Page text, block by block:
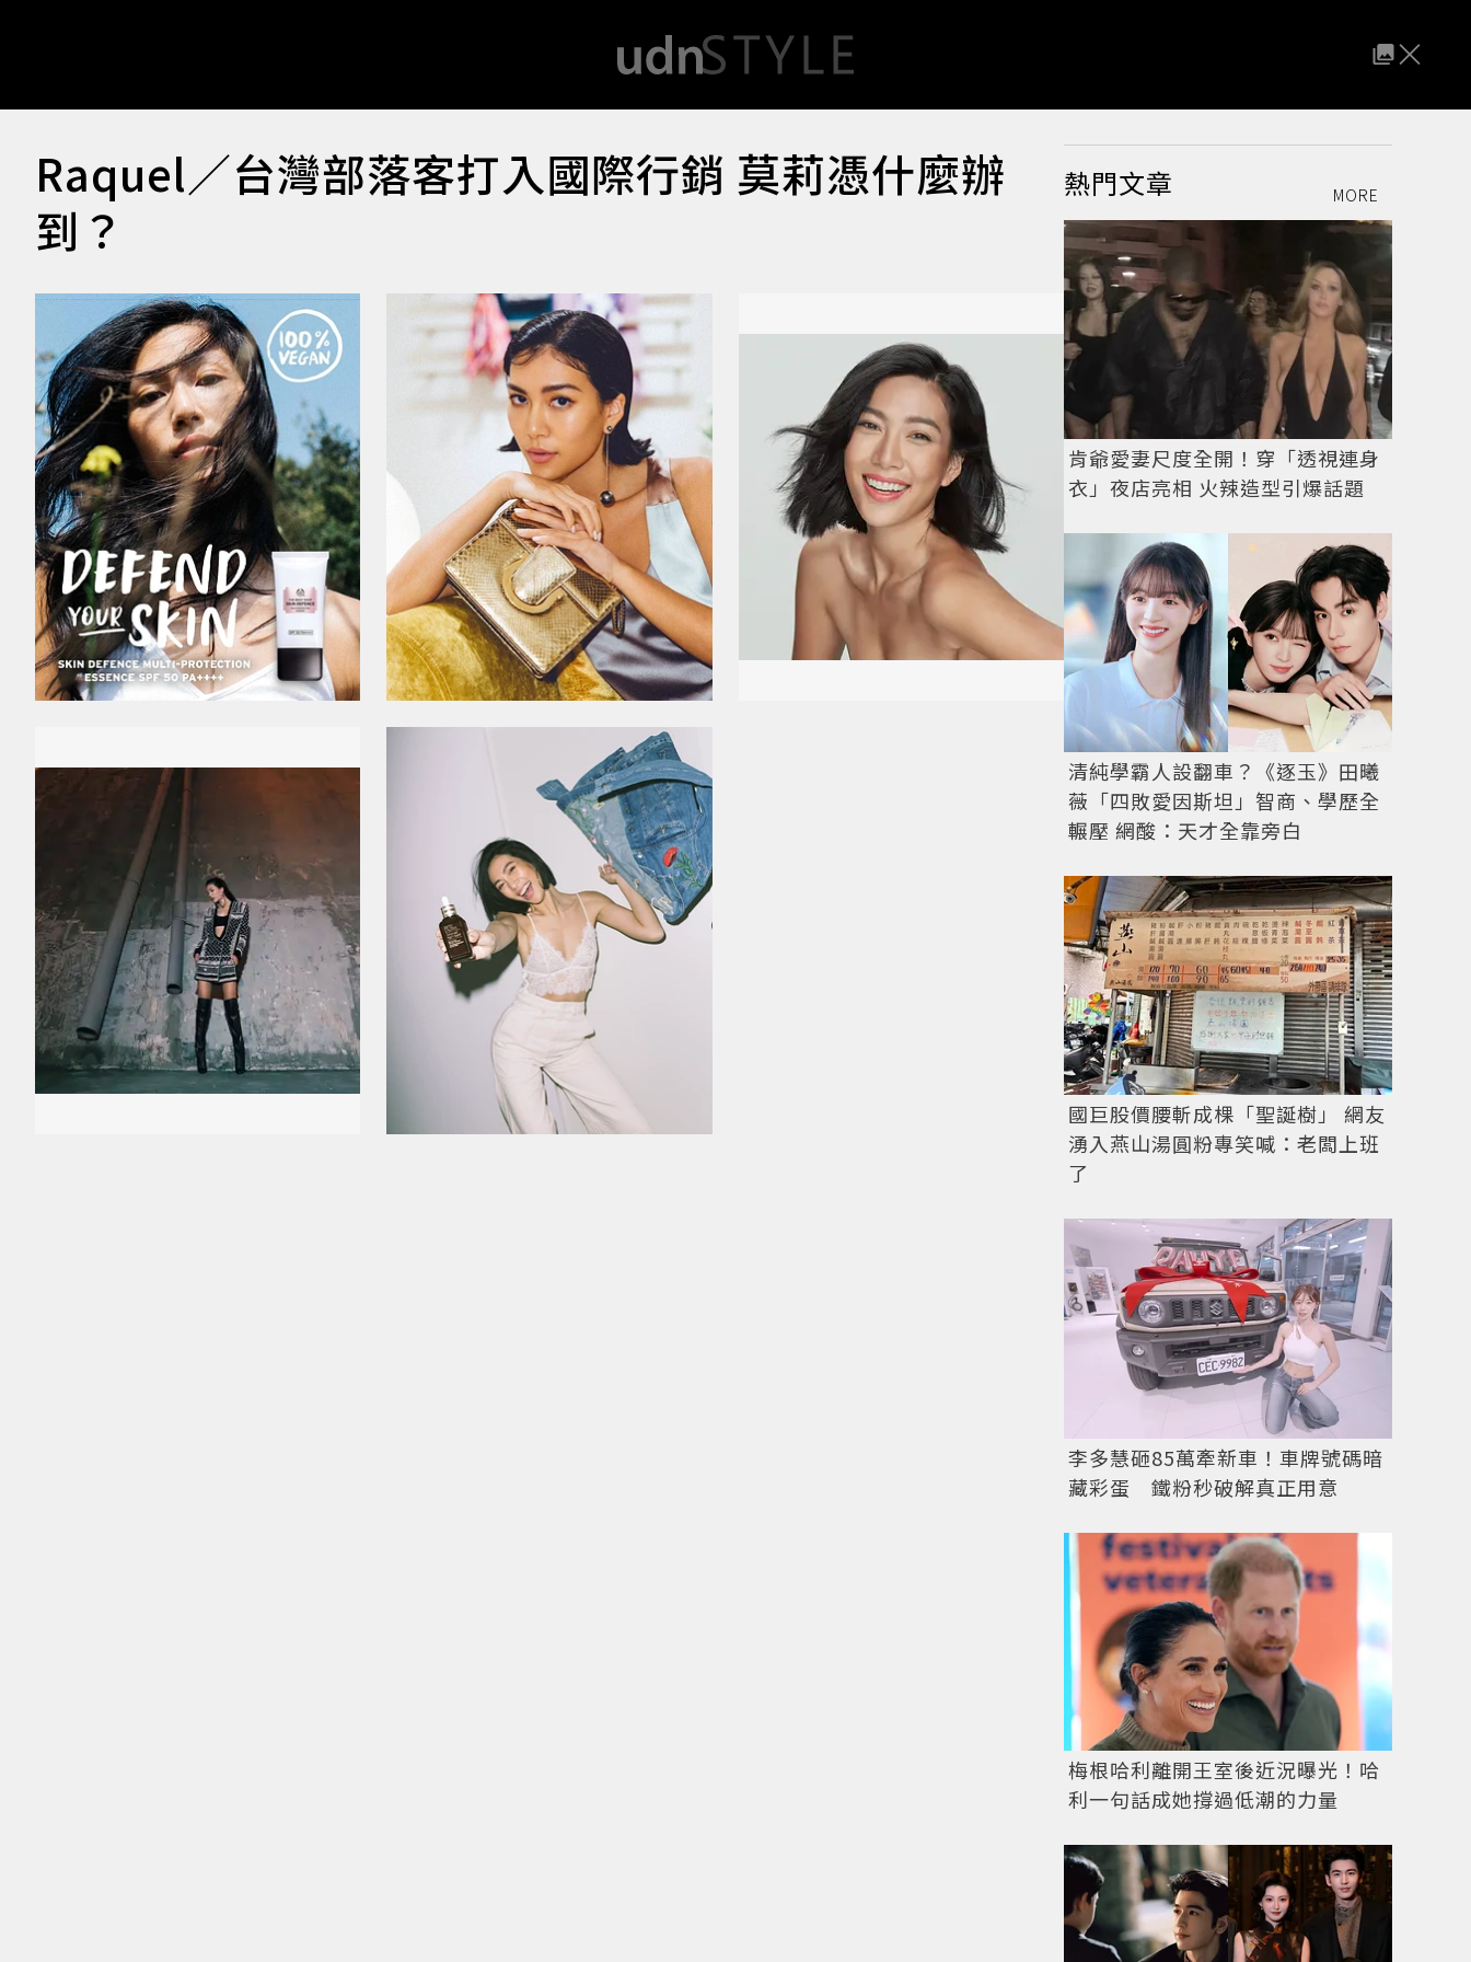
Raquel／台灣部落客打入國際行銷 莫莉憑什麼辦
到？
熱門文章 MORE
肯爺愛妻尺度全開！穿「透視連身
衣」夜店亮相 火辣造型引爆話題
清純學霸人設翻車？《逐玉》田曦
薇「四敗愛因斯坦」智商、學歷全
輾壓 網酸：天才全靠旁白
國巨股價腰斬成棵「聖誕樹」 網友
湧入燕山湯圓粉專笑喊：老闆上班
了
李多慧砸85萬牽新車！車牌號碼暗
藏彩蛋 鐵粉秒破解真正用意
梅根哈利離開王室後近況曝光！哈
利一句話成她撐過低潮的力量